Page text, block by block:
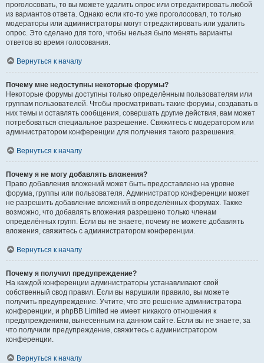
проголосовать, то вы можете удалить опрос или отредактировать любой
из вариантов ответа. Однако если кто-то уже проголосовал, то только
модераторы или администраторы могут отредактировать или удалить
опрос. Это сделано для того, чтобы нельзя было менять варианты
ответов во время голосования.
Вернуться к началу
Почему мне недоступны некоторые форумы?
Некоторые форумы доступны только определённым пользователям или
группам пользователей. Чтобы просматривать такие форумы, создавать в
них темы и оставлять сообщения, совершать другие действия, вам может
потребоваться специальное разрешение. Свяжитесь с модератором или
администратором конференции для получения такого разрешения.
Вернуться к началу
Почему я не могу добавлять вложения?
Право добавления вложений может быть предоставлено на уровне
форума, группы или пользователя. Администратор конференции может
не разрешить добавление вложений в определённых форумах. Также
возможно, что добавлять вложения разрешено только членам
определённых групп. Если вы не знаете, почему не можете добавлять
вложения, свяжитесь с администратором конференции.
Вернуться к началу
Почему я получил предупреждение?
На каждой конференции администраторы устанавливают свой
собственный свод правил. Если вы нарушили правило, вы можете
получить предупреждение. Учтите, что это решение администратора
конференции, и phpBB Limited не имеет никакого отношения к
предупреждениям, вынесенным на данном сайте. Если вы не знаете, за
что получили предупреждение, свяжитесь с администратором
конференции.
Вернуться к началу